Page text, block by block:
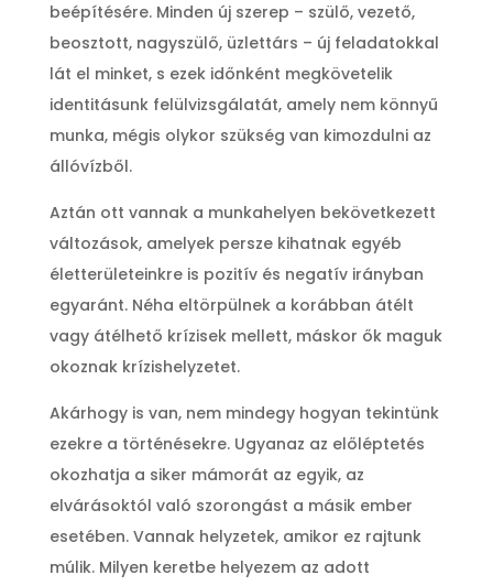
beépítésére. Minden új szerep – szülő, vezető,
beosztott, nagyszülő, üzlettárs – új feladatokkal
lát el minket, s ezek időnként megkövetelik
identitásunk felülvizsgálatát, amely nem könnyű
munka, mégis olykor szükség van kimozdulni az
állóvízből.
Aztán ott vannak a munkahelyen bekövetkezett
változások, amelyek persze kihatnak egyéb
életterületeinkre is pozitív és negatív irányban
egyaránt. Néha eltörpülnek a korábban átélt
vagy átélhető krízisek mellett, máskor ők maguk
okoznak krízishelyzetet.
Akárhogy is van, nem mindegy hogyan tekintünk
ezekre a történésekre. Ugyanaz az előléptetés
okozhatja a siker mámorát az egyik, az
elvárásoktól való szorongást a másik ember
esetében. Vannak helyzetek, amikor ez rajtunk
múlik. Milyen keretbe helyezem az adott